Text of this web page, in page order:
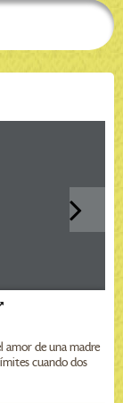
amor de una madre
cuando dos